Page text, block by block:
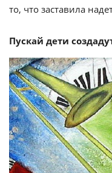
то, что заставила
Пускай дети